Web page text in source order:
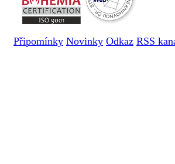
Připomínky Novinky Odkaz RSS